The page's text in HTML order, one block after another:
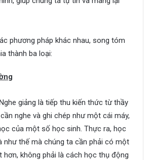
phương pháp khác nhau, song tóm
thành ba loại:
giảng là tiếp thu kiến thức từ thầy
nghe và ghi chép như một cái máy,
của một số học sinh. Thực ra, học
như thế mà chúng ta cần phải có một
hơn, không phải là cách học thụ động